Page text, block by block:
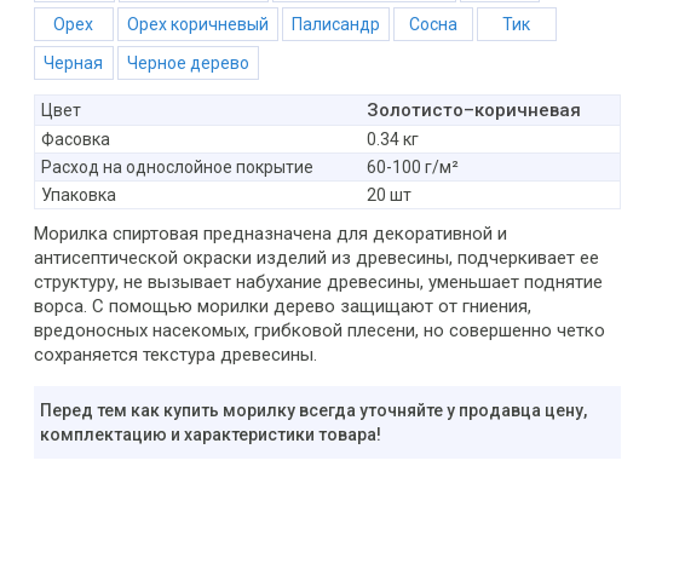
Орех
Орех коричневый Палисандр Сосна
Тик
Черная
Черное дерево
Цвет Золотисто–коричневая
Фасовка
0.34 кг
Расход на однослойное покрытие
60-100 г/м²
Упаковка
20 шт
Морилка спиртовая предназначена для декоративной и
антисептической окраски изделий из древесины, подчеркивает ее
структуру, не вызывает набухание древесины, уменьшает поднятие
ворса. С помощью морилки дерево защищают от гниения,
вредоносных насекомых, грибковой плесени, но совершенно четко
сохраняется текстура древесины.
Перед тем как купить морилку всегда уточняйте у продавца цену,
комплектацию и характеристики товара!